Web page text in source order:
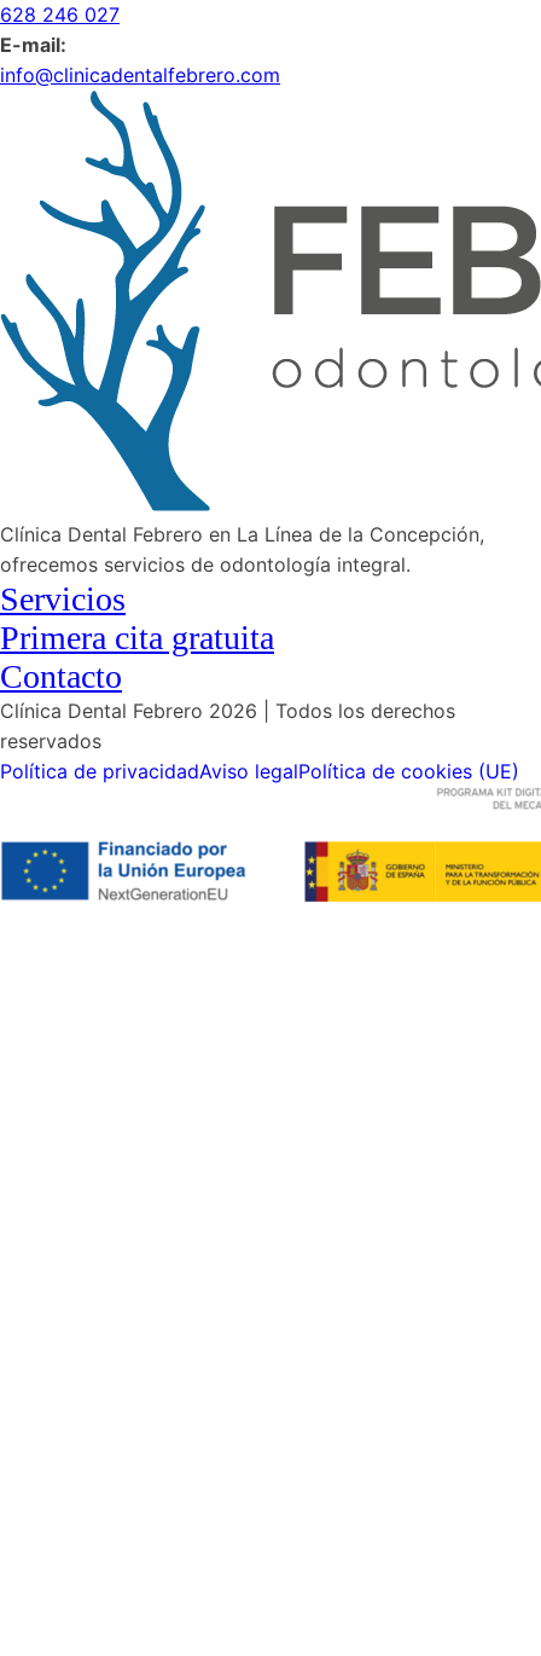
628 246 027
E-mail:
info@clinicadentalfebrero.com
Clínica Dental Febrero en La Línea de la Concepción,
ofrecemos servicios de odontología integral.
Servicios
Primera cita gratuita
Contacto
Clínica Dental Febrero 2026 | Todos los derechos
reservados
Política de privacidadAviso legalPolítica de cookies (UE)